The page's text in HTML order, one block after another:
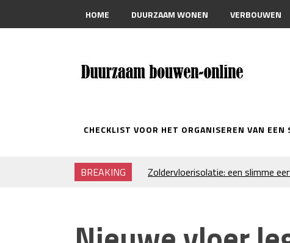
HOME DUURZAAM WONEN VERBOUWEN
CHECKLIST VOOR HET ORGANISEREN VAN EEN
BREAKING
Zoldervloerisolatie: een slimme
Hoe draagt je inrichting bij aan je